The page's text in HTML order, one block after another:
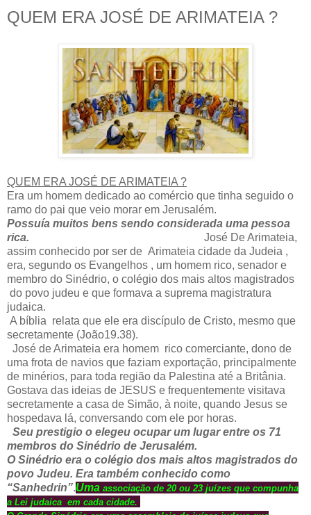
QUEM ERA JOSÉ DE ARIMATEIA ?
QUEM ERA JOSÉ DE ARIMATEIA ?
Era um homem dedicado ao comércio que tinha seguido o
ramo do pai que veio morar em Jerusalém.
Possuía muitos bens sendo considerada uma pessoa
rica.
José De Arimateia,
assim conhecido por ser de Arimateia cidade da Judeia ,
era, segundo os Evangelhos , um homem rico, senador e
membro do Sinédrio, o colégio dos mais altos magistrados
do povo judeu e que formava a suprema magistratura
judaica.
A bíblia relata que ele era discípulo de Cristo, mesmo que
secretamente (João19.38).
José de Arimateia era homem rico comerciante, dono de
uma frota de navios que faziam exportação, principalmente
de minérios, para toda região da Palestina até a Britânia.
Gostava das ideias de JESUS e frequentemente visitava
secretamente a casa de Simão, à noite, quando Jesus se
hospedava lá, conversando com ele por horas.
Seu prestigio o elegeu ocupar um lugar entre os 71
membros do Sinédrio de Jerusalém.
O Sinédrio era o colégio dos mais altos magistrados do
povo Judeu. Era também conhecido como
“Sanhedrin”.Uma associação de 20 ou 23 juízes que compunha
a Lei judaica em cada cidade.